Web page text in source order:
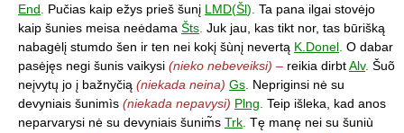
End. Pučias kaip ežys prieš šunį LMD(Šl). Ta pana ilgai stovėjo
kaip šunies meisa neėdama Šts. Juk jau, kas tikt nor, tas būrišką
nabagėlį stumdo šen ir ten nei kokį šùnį nevertą K.Donel. O dabar
pasėjęs negi šunis vaikysi (nieko nebeveiksi) – reikia dirbtAlv. Šuõ
neįvytų jo į bažnyčią (niekada neina) Gs. Nepriginsi nė su
devyniais šunimìs (niekada nepavysi) Plng. Teip išleka, kad anos
neparvarysi nė su devyniais šunim̃s Trk. Tę manę nei su šuniù